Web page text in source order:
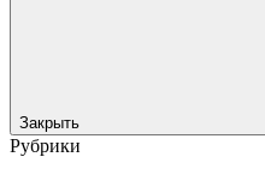
Закрыть
Рубрики